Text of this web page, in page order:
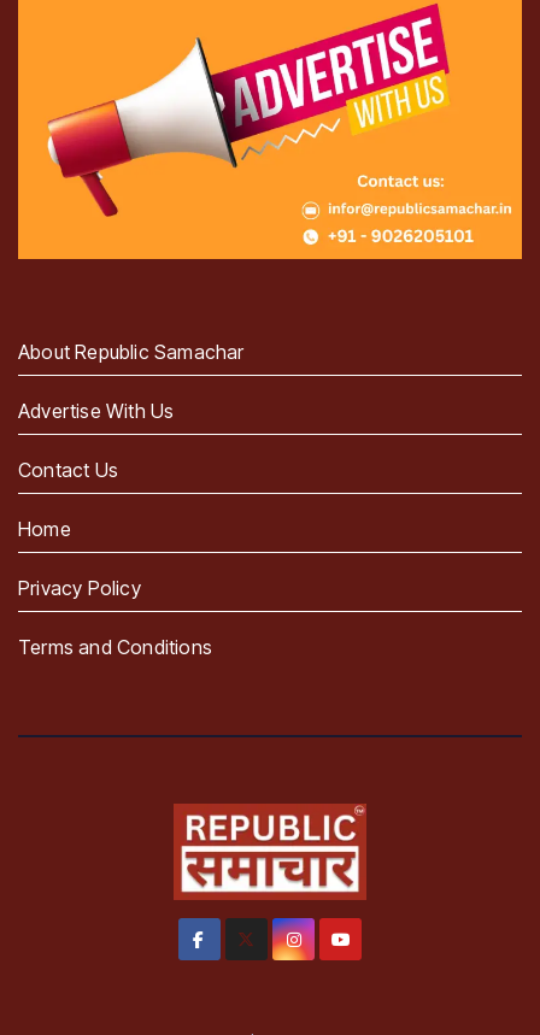
About Republic Samachar
Advertise With Us
Contact Us
Home
Privacy Policy
Terms and Conditions